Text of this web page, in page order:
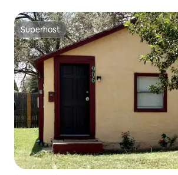
Superhost
Superhost